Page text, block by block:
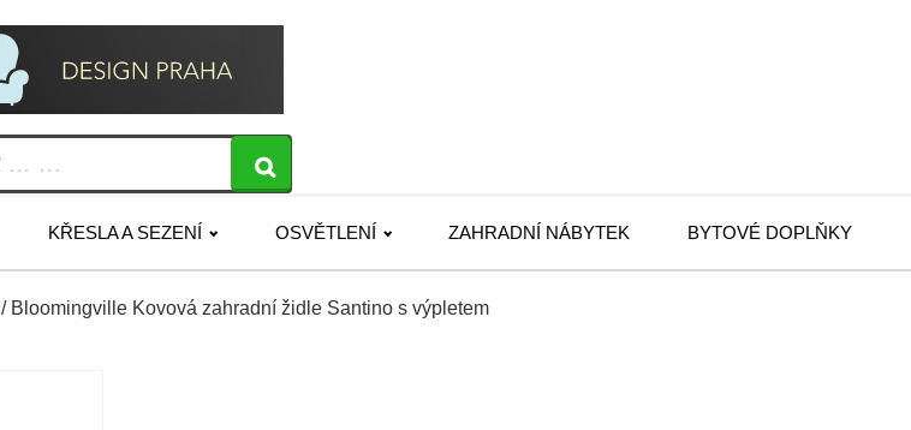
KŘESLA A SEZENÍ OSVĚTLENÍ ZAHRADNÍ NÁBYTEK BYTOVÉ DOPLŇKY
/ Bloomingville Kovová zahradní židle Santino s výpletem